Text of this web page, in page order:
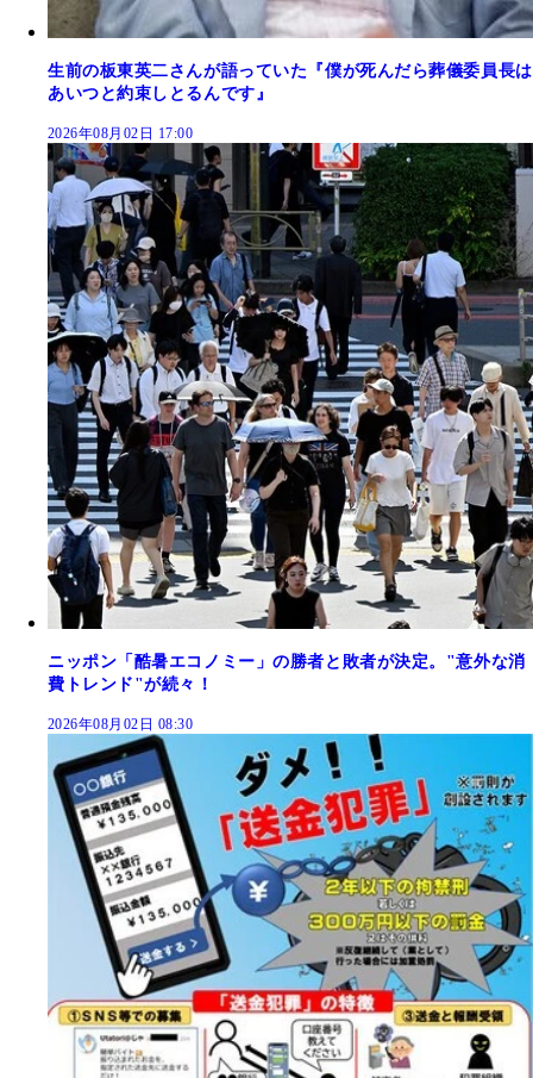
生前の板東英二さんが語っていた『僕が死んだら葬儀委員長は
あいつと約束しとるんです』
2026年08月02日 17:00
ニッポン「酷暑エコノミー」の勝者と敗者が決定。"意外な消
費トレンド"が続々！
2026年08月02日 08:30